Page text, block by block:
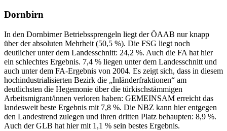
Dornbirn
In den Dornbirner Betriebssprengeln liegt der ÖAAB nur knapp
über der absoluten Mehrheit (50,5 %). Die FSG liegt noch
deutlicher unter dem Landesschnitt: 24,2 %. Auch die FA hat hier
ein schlechtes Ergebnis. 7,4 % liegen unter dem Landesschnitt und
auch unter dem FA-Ergebnis von 2004. Es zeigt sich, dass in diesem
hochindustrialisierten Bezirk die „Inländerfraktionen“ am
deutlichsten die Hegemonie über die türkischstämmigen
Arbeitsmigrant/innen verloren haben: GEMEINSAM erreicht das
landesweit beste Ergebnis mit 7,8 %. Die NBZ kann hier entgegen
den Landestrend zulegen und ihren dritten Platz behaupten: 8,9 %.
Auch der GLB hat hier mit 1,1 % sein bestes Ergebnis.